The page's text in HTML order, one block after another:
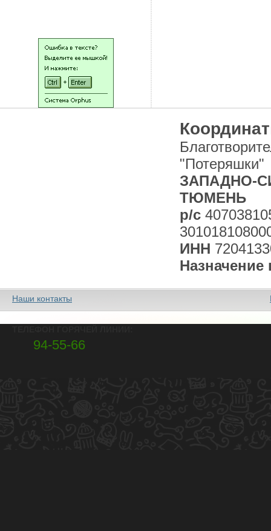
"Потеряшки"
ЗАПАДНО-
ТЮМЕНЬ
р/с
ИНН
Назначение
Наши контакты
94-55-66